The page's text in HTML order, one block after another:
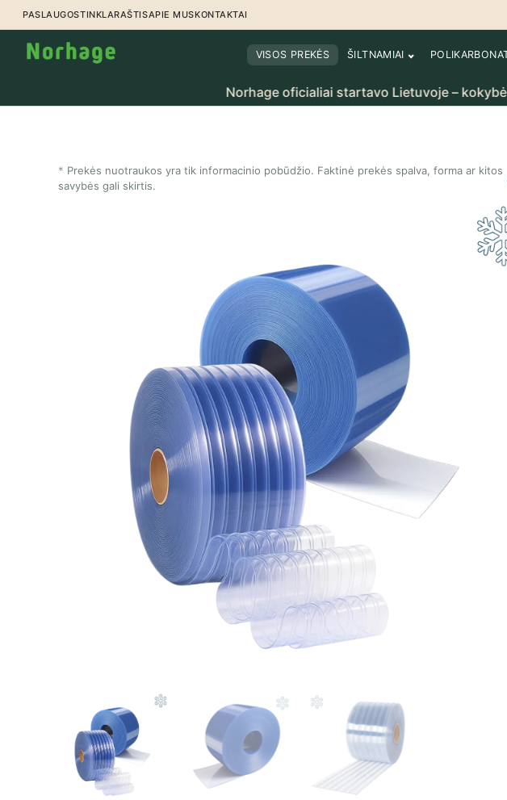
Pereiti prie turinio
PASLAUGOSTINKLARAŠTISAPIE MUSKONTAKTAI
VISOS PREKĖS ŠILTNAMIAI
Norhage oficialiai startavo Lietuvoje – kokybė, kuria
Prekės nuotraukos yra tik informacinio pobūdžio. Faktinė prekės spalva, forma ar kitos
savybės gali skirtis.